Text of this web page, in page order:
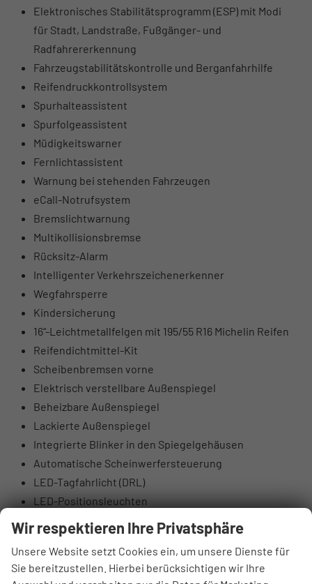
Elektronisches Stabilitätsprogramm (ESP) mit Modi
für Stadt, Landstraße, Fußgänger- und
Radfahrererkennung
Fahrzeugstabilitätskontrolle und Berganfahrhilfe
Reifendruckkontrollsystem
Spurhalteassistent
Spurfolgeassistent
Müdigkeitswarner
Fernlichtassistent
Warnung bei stehenden Fahrzeugen
eCall-Notrufsystem
Bremslichtwarnung
Multikollisionsbremse
Rücksitz-Alarm
Intelligenter Verkehrszeichenerkenner
Wegfahrsperre
Kindersicherung
16“-Leichtmetallfelgen mit 195/55 R16 Michelin Reifen
Reifendichtmittel-Kit
Scheibenbremsen vorne
Elektrisch verstellbare Außenspiegel
Beheizbare Außenspiegel
Lackierte Außenspiegel
Integrierte Blinker in den Spiegelgehäusen
Automatische Scheinwerfersteuerung
LED-Tagfahrlicht (DRL)
LED-Positionsleuchten
Nebelscheinwerfer hinten
Tönung der Scheiben
Beleuchteter Schminkspiegel
Lederlenkrad
Wir respektieren Ihre Privatsphäre
Unsere Website setzt Cookies ein, um unsere Dienste für
Sie bereitzustellen. Hierbei berücksichtigen wir Ihre